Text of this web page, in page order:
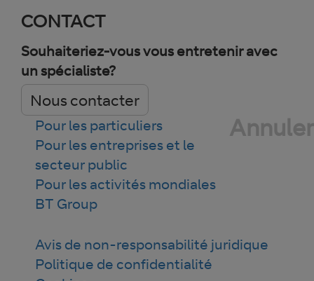
CONTACT
Souhaiteriez-vous vous entretenir avec
un spécialiste?
Nous contacter
Annuler
Pour les particuliers
Pour les entreprises et le
secteur public
Pour les activités mondiales
BT Group
Avis de non-responsabilité juridique
Politique de confidentialité